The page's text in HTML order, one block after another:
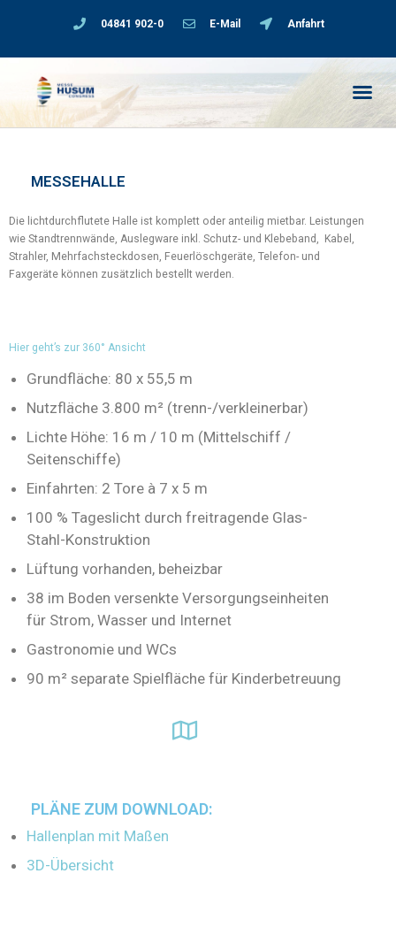
04841 902-0 E-Mail Anfahrt
MESSEHALLE
Die lichtdurchflutete Halle ist komplett oder anteilig mietbar. Leistungen
wie Standtrennwände, Auslegware inkl. Schutz- und Klebeband, Kabel,
Strahler, Mehrfachsteckdosen, Feuerlöschgeräte, Telefon- und
Faxgeräte können zusätzlich bestellt werden.
Hier geht’s zur 360° Ansicht
Grundfläche: 80 x 55,5 m
Nutzfläche 3.800 m² (trenn-/verkleinerbar)
Lichte Höhe: 16 m / 10 m (Mittelschiff /
Seitenschiffe)
Einfahrten: 2 Tore à 7 x 5 m
100 % Tageslicht durch freitragende Glas-
Stahl-Konstruktion
Lüftung vorhanden, beheizbar
38 im Boden versenkte Versorgungseinheiten
für Strom, Wasser und Internet
Gastronomie und WCs
90 m² separate Spielfläche für Kinderbetreuung
PLÄNE ZUM DOWNLOAD:
Hallenplan mit Maßen
3D-Übersicht